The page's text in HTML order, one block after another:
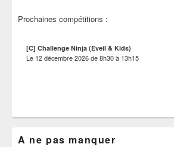
Prochaines compétitions :
[C] Challenge Ninja (Eveil & Kids)
Le 12 décembre 2026de8h30à 13h15
A ne pas manquer